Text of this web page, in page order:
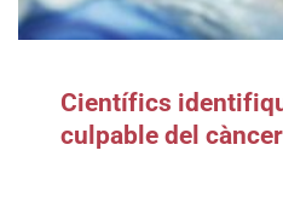
Científics
culpable del